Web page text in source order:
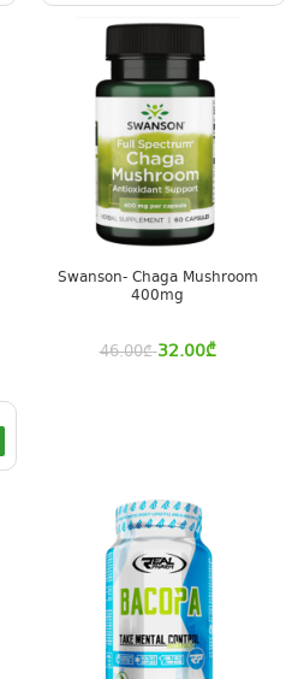
Swanson- Chaga Mushroom
400mg
46.00₾ 32.00₾